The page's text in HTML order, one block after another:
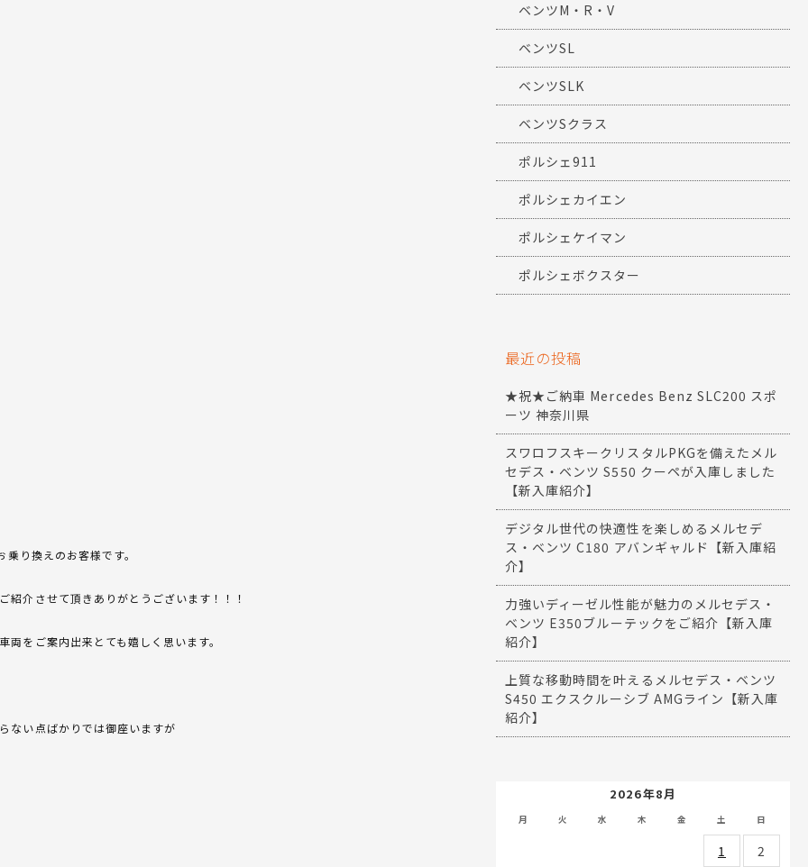
り換えのお客様です。
紹介させて頂きありがとうございます！！！
両をご案内出来とても嬉しく思います。
ない点ばかりでは御座いますが
ベンツM・R・V
ベンツSL
ベンツSLK
ベンツSクラス
ポルシェ911
ポルシェカイエン
ポルシェケイマン
ポルシェボクスター
最近の投稿
★祝★ご納車 Mercedes Benz SLC200 スポ
ーツ 神奈川県
スワロフスキークリスタルPKGを備えたメル
セデス・ベンツ S550 クーペが入庫しました
【新入庫紹介】
デジタル世代の快適性を楽しめるメルセデ
ス・ベンツ C180 アバンギャルド【新入庫紹
介】
力強いディーゼル性能が魅力のメルセデス・
ベンツ E350ブルーテックをご紹介【新入庫
紹介】
上質な移動時間を叶えるメルセデス・ベンツ
S450 エクスクルーシブ AMGライン【新入庫
紹介】
2026年8月
月 火 水 木 金 土 日
1
2